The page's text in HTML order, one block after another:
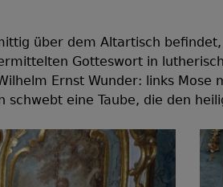
über dem Altartisch
Gotteswort in
Ernst Wunder: links
schwebt eine Taube, die den